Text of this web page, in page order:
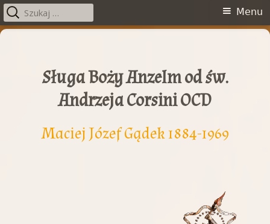
Przeskocz
Sługa Boży Anzelm od św.
Andrzeja Corsini OCD
Maciej Józef Gądek 1884-1969
Menu
główne
Menu
Szukaj: